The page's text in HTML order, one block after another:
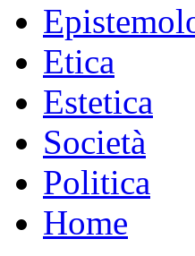
Etica
Estetica
Società
Politica
Home